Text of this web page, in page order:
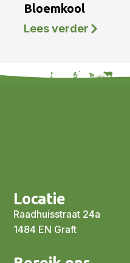
Bloemkool
Lees verder
Locatie
Raadhuisstraat 24a
1484 EN Graft